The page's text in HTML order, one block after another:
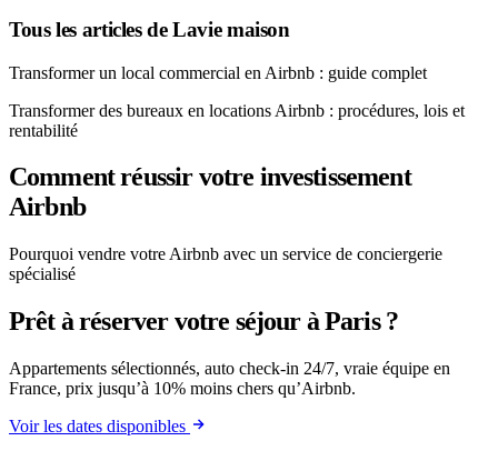
Tous les articles de Lavie maison
Transformer un local commercial en Airbnb : guide complet
Transformer des bureaux en locations Airbnb : procédures, lois et
rentabilité
Comment réussir votre investissement
Airbnb
Pourquoi vendre votre Airbnb avec un service de conciergerie
spécialisé
Prêt à réserver votre séjour à Paris ?
Appartements sélectionnés, auto check-in 24/7, vraie équipe en
France, prix jusqu’à 10% moins chers qu’Airbnb.
Voir les dates disponibles